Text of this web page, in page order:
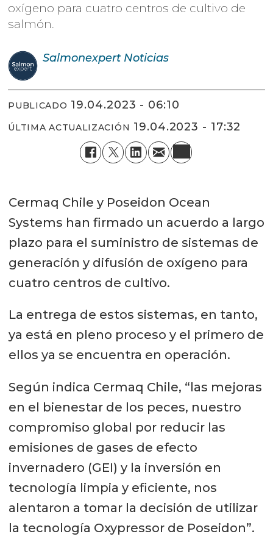
oxígeno para cuatro centros de cultivo de
salmón.
Salmonexpert Noticias
PUBLICADO 19.04.2023 - 06:10
ÚLTIMA ACTUALIZACIÓN 19.04.2023 - 17:32
Cermaq Chile y Poseidon Ocean
Systems han firmado un acuerdo a largo
plazo para el suministro de sistemas de
generación y difusión de oxígeno para
cuatro centros de cultivo.
La entrega de estos sistemas, en tanto,
ya está en pleno proceso y el primero de
ellos ya se encuentra en operación.
Según indica Cermaq Chile, “las mejoras
en el bienestar de los peces, nuestro
compromiso global por reducir las
emisiones de gases de efecto
invernadero (GEI) y la inversión en
tecnología limpia y eficiente, nos
alentaron a tomar la decisión de utilizar
la tecnología Oxypressor de Poseidon”.